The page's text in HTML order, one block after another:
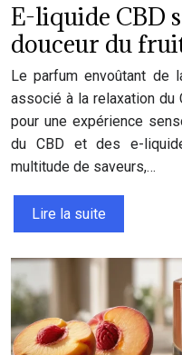
E-liquide CBD
douceur du
Le parfum envoûtant de
associé à la relaxation du
pour une expérience
du CBD et des e-
multitude de saveurs,…
Lire la suite